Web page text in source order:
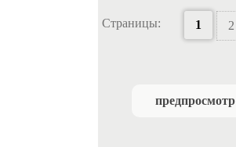
Страницы: 1 2
предпросмотр